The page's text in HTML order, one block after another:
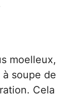
moelleux,
à soupe de
Cela